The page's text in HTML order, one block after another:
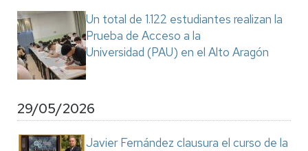
Un total de 1.122 estudiantes realizan la
Prueba de Acceso a la
Universidad (PAU) en el Alto Aragón
29/05/2026
Javier Fernández clausura el curso de la